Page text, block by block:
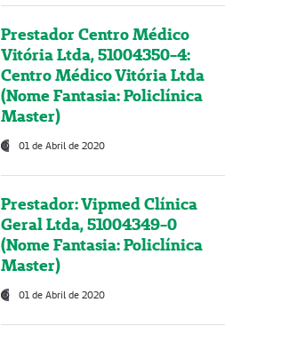
Prestador Centro Médico
Vitória Ltda, 51004350-4:
Centro Médico Vitória Ltda
(Nome Fantasia: Policlínica
Master)
01 de Abril de 2020
Prestador: Vipmed Clínica
Geral Ltda, 51004349-0
(Nome Fantasia: Policlínica
Master)
01 de Abril de 2020